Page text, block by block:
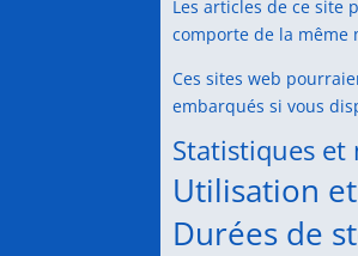
Les articles de ce site
comporte de la même
Ces sites web
embarqués si vous
Statistiques et
Utilisation
Durées de